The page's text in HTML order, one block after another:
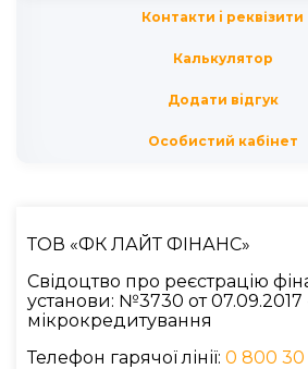
Контакти i реквізити
Калькулятор
Додати вiдгук
Особистий кабінет
ТОВ «ФК ЛАЙТ ФIНАНС»
Свідоцтво про реєстрацію
установи: №3730 от 07.09.2017
мікрокредитування
Телефон гарячої лінії: 0 800 30